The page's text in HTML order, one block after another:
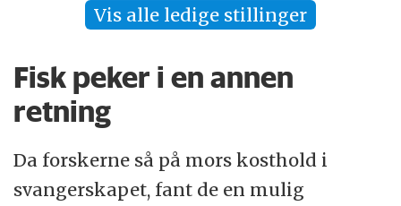
Vis alle ledige stillinger
Fisk peker i en annen
retning
Da forskerne så på mors kosthold i
svangerskapet, fant de en mulig